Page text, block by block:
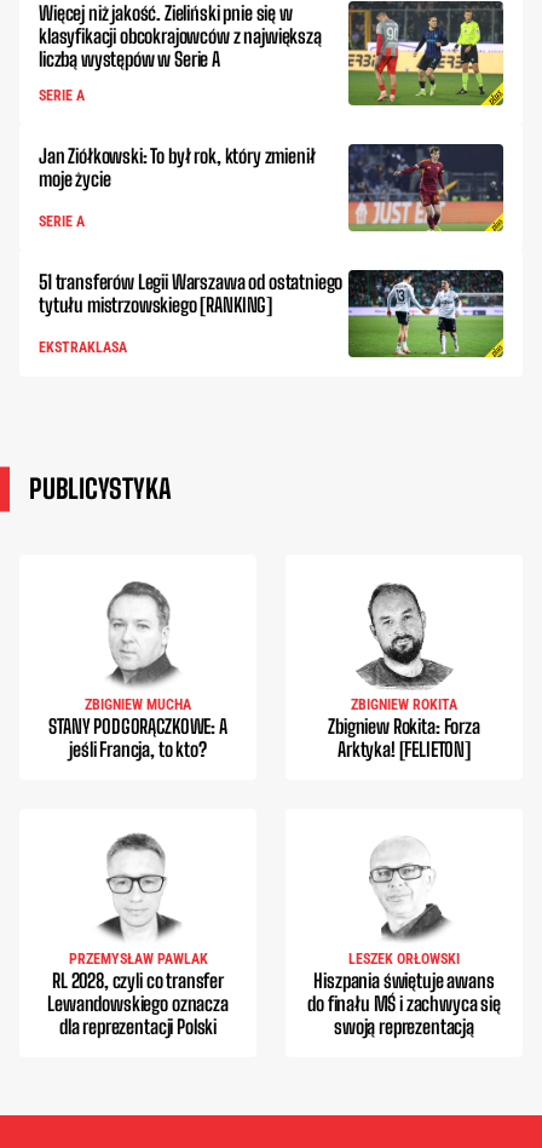
Więcej niż jakość. Zieliński pnie się w
klasyfikacji obcokrajowców z największą
liczbą występów w Serie A
SERIE A
Jan Ziółkowski: To był rok, który zmienił
moje życie
SERIE A
51 transferów Legii Warszawa od ostatniego
tytułu mistrzowskiego [RANKING]
EKSTRAKLASA
PUBLICYSTYKA
ZBIGNIEW MUCHA
STANY PODGORĄCZKOWE: A
jeśli Francja, to kto?
ZBIGNIEW ROKITA
Zbigniew Rokita: Forza
Arktyka! [FELIETON]
PRZEMYSŁAW PAWLAK
RL 2028, czyli co transfer
Lewandowskiego oznacza
dla reprezentacji Polski
LESZEK ORŁOWSKI
Hiszpania świętuje awans
do finału MŚ i zachwyca się
swoją reprezentacją